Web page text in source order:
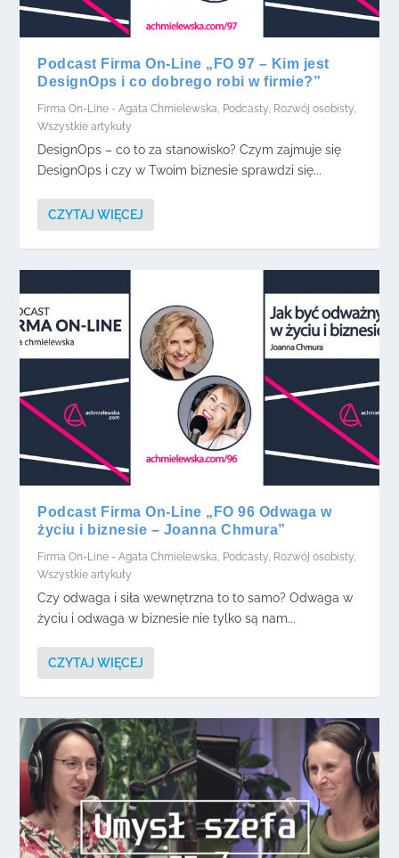
Podcast Firma On-Line „FO 97 – Kim jest
DesignOps i co dobrego robi w firmie?”
Firma On-Line - Agata Chmielewska, Podcasty, Rozwój osobisty,
Wszystkie artykuły
DesignOps – co to za stanowisko? Czym zajmuje się
DesignOps i czy w Twoim biznesie sprawdzi się...
CZYTAJ WIĘCEJ
Podcast Firma On-Line „FO 96 Odwaga w
życiu i biznesie – Joanna Chmura”
Firma On-Line - Agata Chmielewska, Podcasty, Rozwój osobisty,
Wszystkie artykuły
Czy odwaga i siła wewnętrzna to to samo? Odwaga w
życiu i odwaga w biznesie nie tylko są nam...
CZYTAJ WIĘCEJ